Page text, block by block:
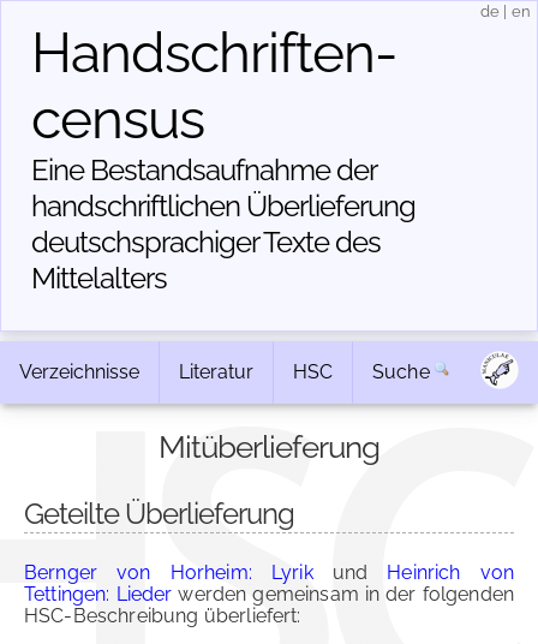
Handschriften­
census
Eine Bestandsaufnahme der
handschriftlichen Über­lieferung
deutschsprachiger Texte des
Mittelalters
de en
Verzeichnisse Literatur HSC Suche
Mitüberlieferung
Geteilte Überlieferung
Bernger von Horheim: Lyrikund Heinrich von
Tettingen: Lieder werden gemeinsam in der folgenden
HSC-Beschreibung überliefert: